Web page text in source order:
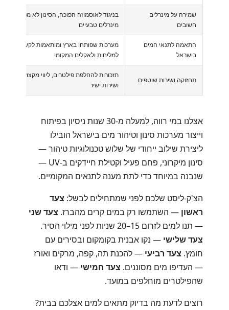
שמירה על מינרלים
חשובים
בניגוד לאוסמוזה הפוכה, הסינון לא מפשיט
מינרלים טבעיים
התאמה לתנאי המים
בישראל
מערכות שפותחו בארץ ומותאמות לקשיות,
למליחות ולאקלים המקומי
תחזוקה ושירות שוטפים
תזכורות להחלפת פילטרים, ליווי מקצועי
ושירות ישיר
אצלנו במי רווה, למעלה מ-30 שנות ניסיון בפיתוח
וייצור מערכות סינון וטיהור מים בישראל הובילו
ליצירת שילוב ייחודי של שלוש טכנולוגיות טיהור —
סינון מיקרוני, פחם פעיל וקטילת חיידקים ב-UV —
שנבנה במיוחד כדי לתת מענה לתנאים המקומיים.
הצ'ק-ליסט שלכם לפני שמתחילים לבשל: צעד
ראשון — השתמשו רק במים קרים מהברז. צעד שני
— תנו למים לזרום 15–20 שניות לפני מילוי הסיר.
צעד שלישי — נקו אבנית בקומקום ובסירים עם
חומץ. צעד רביעי — להכנת תה, קפה, מרקים ואורז
— העדיפו מים מסוננים. צעד חמישי — ודאו
שהפילטרים מוחלפים במועד.
רוצים לדעת מה בדיוק מתאים למים אצלכם בבית?